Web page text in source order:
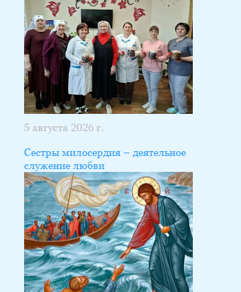
5 августа 2026 г.
Сестры милосердия – деятельное
служение любви